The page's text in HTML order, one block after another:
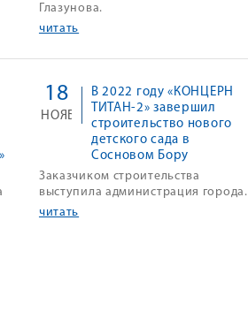
Глазунова.
читать
В 2022 году «КОНЦЕРН
ТИТАН-2» завершил
строительство нового
детского сада в
Сосновом Бору
18
НОЯБ
Заказчиком строительства
выступила администрация города.
читать